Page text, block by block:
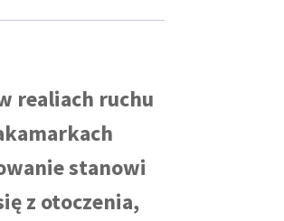
realiach ruchu
stanowi
z otoczenia,